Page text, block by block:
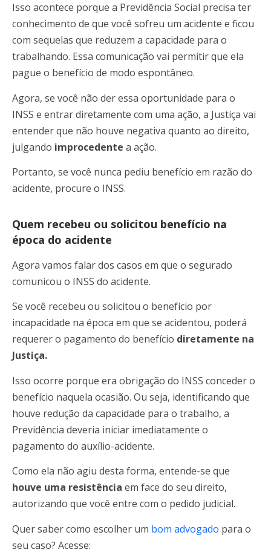
Isso acontece porque a Previdência Social precisa ter
conhecimento de que você sofreu um acidente e ficou
com sequelas que reduzem a capacidade para o
trabalhando. Essa comunicação vai permitir que ela
pague o benefício de modo espontâneo.
Agora, se você não der essa oportunidade para o
INSS e entrar diretamente com uma ação, a Justiça vai
entender que não houve negativa quanto ao direito,
julgando improcedente a ação.
Portanto, se você nunca pediu benefício em razão do
acidente, procure o INSS.
Quem recebeu ou solicitou benefício na
época do acidente
Agora vamos falar dos casos em que o segurado
comunicou o INSS do acidente.
Se você recebeu ou solicitou o benefício por
incapacidade na época em que se acidentou, poderá
requerer o pagamento do benefício diretamente na
Justiça.
Isso ocorre porque era obrigação do INSS conceder o
benefício naquela ocasião. Ou seja, identificando que
houve redução da capacidade para o trabalho, a
Previdência deveria iniciar imediatamente o
pagamento do auxílio-acidente.
Como ela não agiu desta forma, entende-se que
houve uma resistência em face do seu direito,
autorizando que você entre com o pedido judicial.
Quer saber como escolher um bom advogado para o
seu caso? Acesse: